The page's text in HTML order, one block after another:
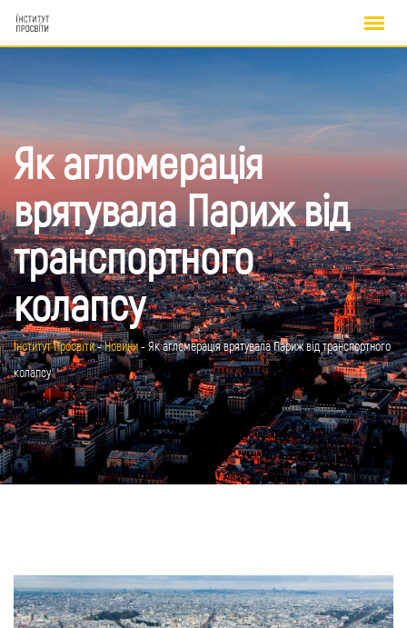
Skip
content
Як агломерація
врятувала Париж від
транспортного
колапсу
Інститут Просвіти-Новини-Як агломерація врятувала Париж від транспортного
колапсу